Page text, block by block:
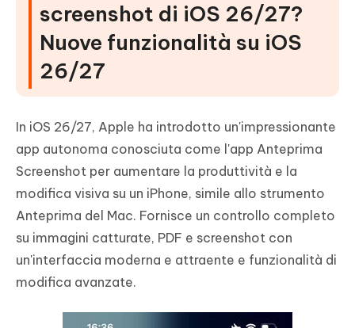
screenshot di iOS 26/27?
Nuove funzionalità su iOS
26/27
In iOS 26/27, Apple ha introdotto un'impressionante
app autonoma conosciuta come l'app Anteprima
Screenshot per aumentare la produttività e la
modifica visiva su un iPhone, simile allo strumento
Anteprima del Mac. Fornisce un controllo completo
su immagini catturate, PDF e screenshot con
un'interfaccia moderna e attraente e funzionalità di
modifica avanzate.